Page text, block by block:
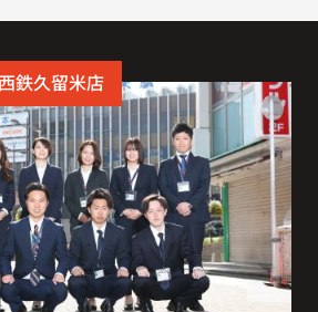
鉄久留米店